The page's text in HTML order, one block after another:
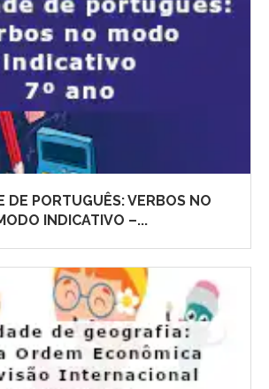
DE PORTUGUÊS: VERBOS NO
INDICATIVO –...